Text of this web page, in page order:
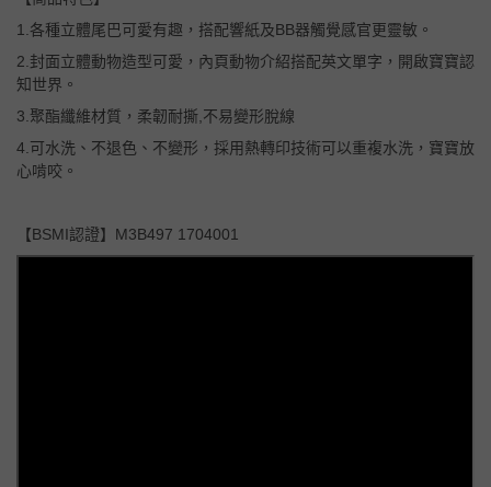
1.各種立體尾巴可愛有趣，搭配響紙及BB器觸覺感官更靈敏。
2.封面立體動物造型可愛，內頁動物介紹搭配英文單字，開啟寶寶認
知世界。
3.聚酯纖維材質，柔韌耐撕,不易變形脫線
4.可水洗、不退色、不變形，採用熱轉印技術可以重複水洗，寶寶放
心啃咬。
【BSMI認證】M3B497 1704001